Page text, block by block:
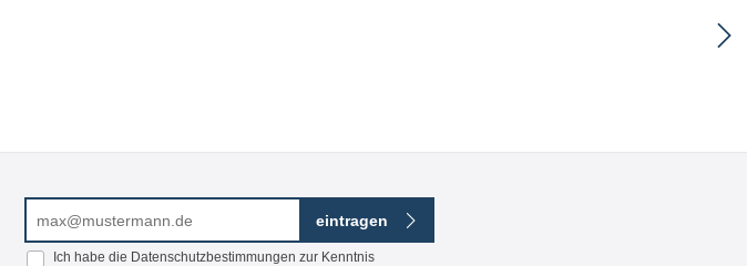
eintragen
Ich habe die Datenschutzbestimmungen zur Kenntnis